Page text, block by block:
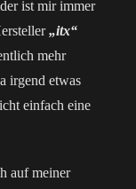
ist mir immer
„itx“
mehr
irgend etwas
einfach eine
auf meiner